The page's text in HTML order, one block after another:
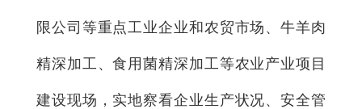
限公司等重点工业企业和农贸市场、牛羊肉
精深加工、食用菌精深加工等农业产业项目
建设现场，实地察看企业生产状况、安全管